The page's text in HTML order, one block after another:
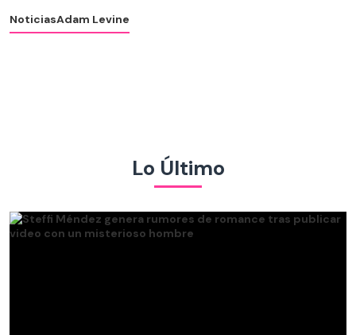
NoticiasAdam Levine
Lo Último